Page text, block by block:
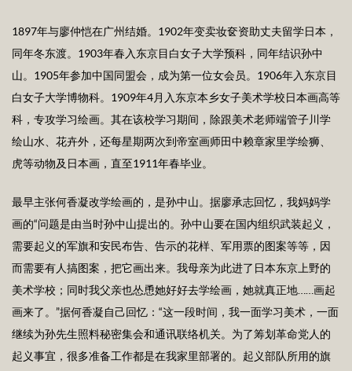
1897年与廖仲恺在广州结婚。1902年变卖妆奁资助丈夫留学日本，
同年冬东渡。1903年春入东京目白女子大学预科，同年结识孙中
山。1905年参加中国同盟会，成为第一位女会员。1906年入东京目
白女子大学博物科。1909年4月入东京本乡女子美术学校日本画高等
科，专攻学习绘画。其在该校学习期间，除跟美术老师端管子川学
绘山水、花卉外，还每星期两次到帝室画师田中赖章家里学绘狮、
虎等动物及日本画，直至1911年春毕业。
最早主张何香凝改学绘画的，是孙中山。据廖承志回忆，我妈妈学
画的“问题是由当时孙中山提出的。孙中山要在国内组织武装起义，
需要起义的军旗和安民布告、告示的花样、军用票的图案等等，因
而需要有人搞图案，把它画出来。我母亲为此进了日本东京上野的
美术学校；同时我父亲也怂恿她好好去学绘画，她就真正地……画起
画来了。”据何香凝自己回忆：“这一段时间，我一面学习美术，一面
继续为孙先生照料秘密集会和通讯联络机关。为了筹划革命党人的
起义事宜，很多准备工作都是在我家里部署的。起义部队所用的旗